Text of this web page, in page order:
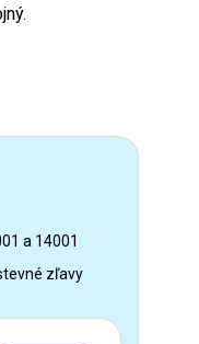
a 14001
zľavy